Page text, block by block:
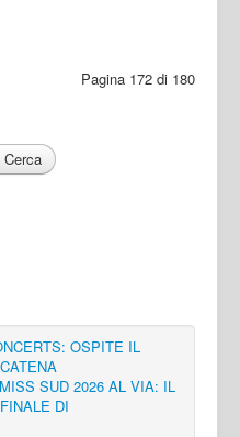
Pagina 172 di 180
Cerca
OSPITE IL
SUD 2026 AL VIA: IL
DI